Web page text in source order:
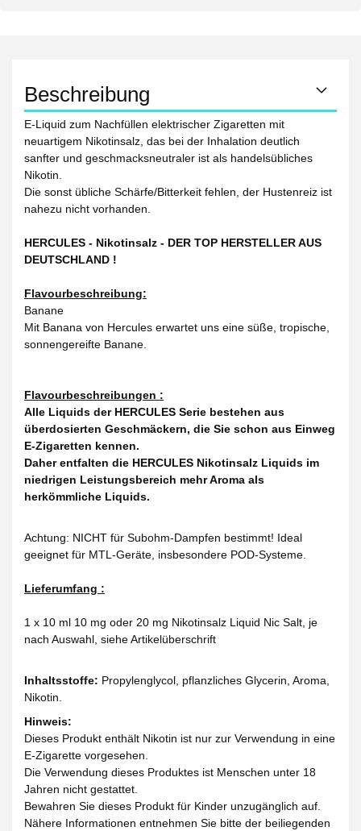
Beschreibung
E-Liquid zum Nachfüllen elektrischer Zigaretten mit
neuartigem Nikotinsalz, das bei der Inhalation deutlich
sanfter und geschmacksneutraler ist als handelsübliches
Nikotin.
Die sonst übliche Schärfe/Bitterkeit fehlen, der Hustenreiz ist
nahezu nicht vorhanden.
HERCULES - Nikotinsalz - DER TOP HERSTELLER AUS
DEUTSCHLAND !
Flavourbeschreibung:
Banane
Mit Banana von Hercules erwartet uns eine süße, tropische,
sonnengereifte Banane.
Flavourbeschreibungen :
Alle Liquids der HERCULES Serie bestehen aus
überdosierten Geschmäckern, die Sie schon aus Einweg
E-Zigaretten kennen.
Daher entfalten die HERCULES Nikotinsalz Liquids im
niedrigen Leistungsbereich mehr Aroma als
herkömmliche Liquids.
Achtung: NICHT für Subohm-Dampfen bestimmt! Ideal
geeignet für MTL-Geräte, insbesondere POD-Systeme.
Lieferumfang :
1 x 10 ml 10 mg oder 20 mg Nikotinsalz Liquid Nic Salt, je
nach Auswahl, siehe Artikelüberschrift
Inhaltsstoffe: Propylenglycol, pflanzliches Glycerin, Aroma,
Nikotin.
Hinweis:
Dieses Produkt enthält Nikotin ist nur zur Verwendung in eine
E-Zigarette vorgesehen.
Die Verwendung dieses Produktes ist Menschen unter 18
Jahren nicht gestattet.
Bewahren Sie dieses Produkt für Kinder unzugänglich auf.
Nähere Informationen entnehmen Sie bitte der beiliegenden